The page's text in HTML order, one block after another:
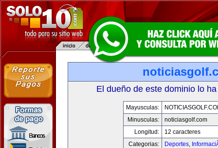
El dueño de este dominio lo
Mayusculas:
Minusculas:
noticiasgolf.com
Longitud:
12 caracteres
Categorias:
Deportes,